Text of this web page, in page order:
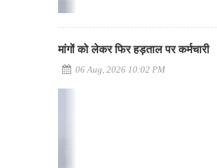
मांगों को लेकर फिर हड़ताल पर कर्मचारी
06 Aug, 2026 10:02 PM